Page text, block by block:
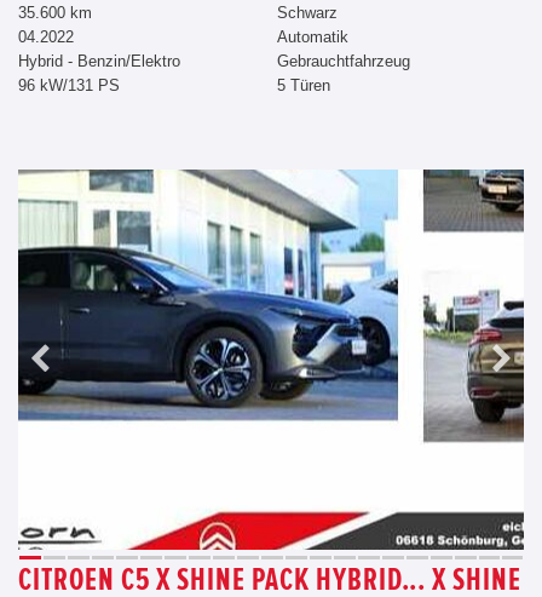
35.600 km
04.2022
Hybrid - Benzin/Elektro
96 kW/131 PS
Schwarz
Automatik
Gebrauchtfahrzeug
5 Türen
CITROEN C5 X SHINE PACK HYBRID... X SHINE